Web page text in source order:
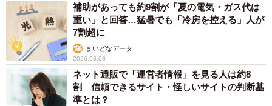
補助があっても約9割が「夏の電気・ガス代は
重い」と回答…猛暑でも「冷房を控える」人が
7割超に
まいどなデータ
2026.08.08
ネット通販で「運営者情報」を見る人は約8
割 信頼できるサイト・怪しいサイトの判断基
準とは？